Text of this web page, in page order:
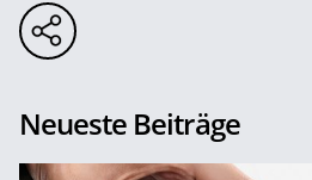
Neueste Beiträge